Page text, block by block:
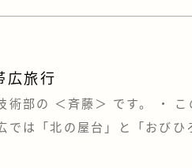
旅行
部の ＜斉藤＞ です。 ・
では「北の屋台」と「おびひ